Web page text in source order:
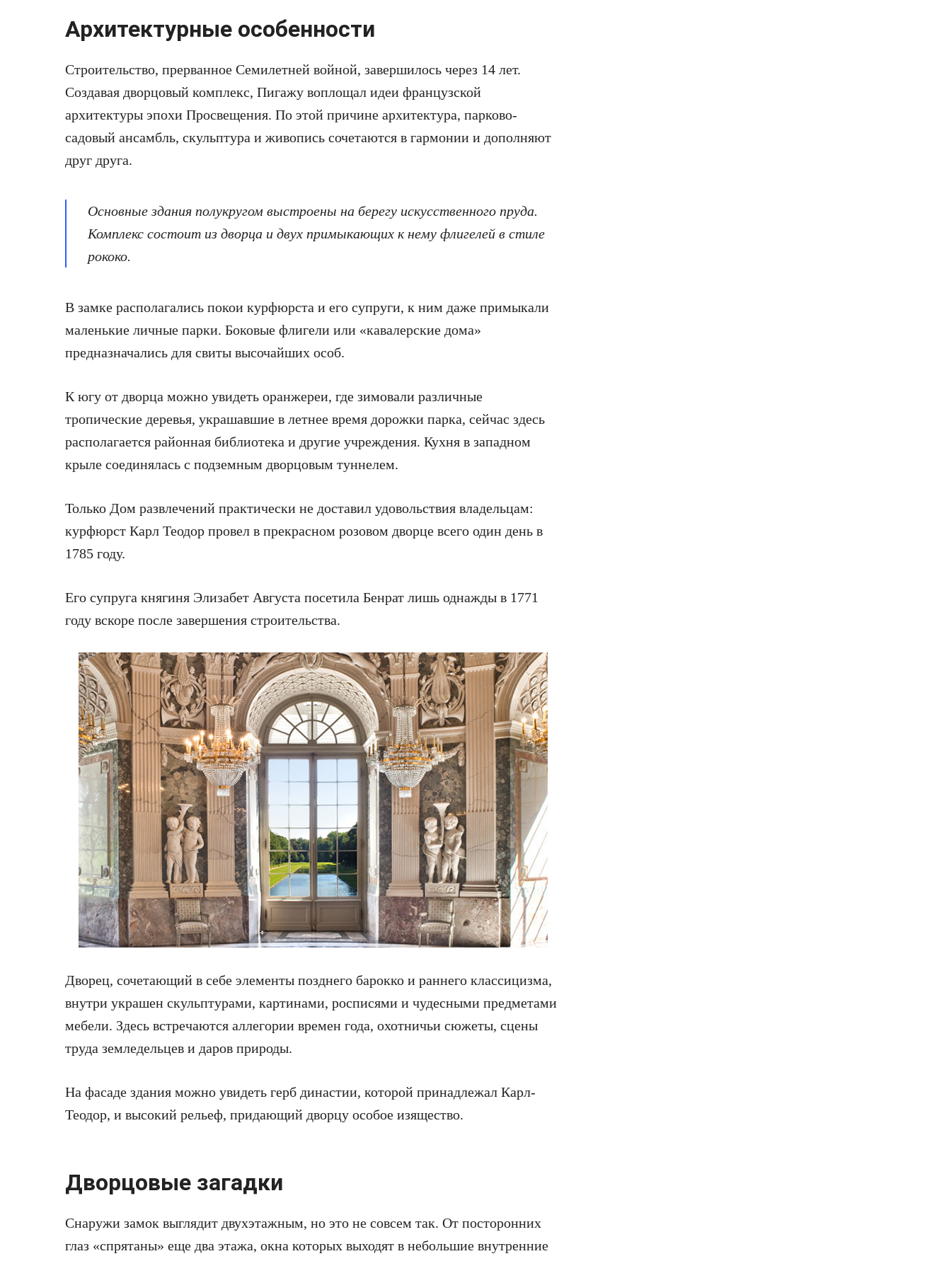
Архитектурные особенности
Строительство, прерванное Семилетней войной, завершилось через 14 лет.
Создавая дворцовый комплекс, Пигажу воплощал идеи французской
архитектуры эпохи Просвещения. По этой причине архитектура, парково-
садовый ансамбль, скульптура и живопись сочетаются в гармонии и дополняют
друг друга.
Основные здания полукругом выстроены на берегу искусственного пруда.
Комплекс состоит из дворца и двух примыкающих к нему флигелей в стиле
рококо.
В замке располагались покои курфюрста и его супруги, к ним даже примыкали
маленькие личные парки. Боковые флигели или «кавалерские дома»
предназначались для свиты высочайших особ.
К югу от дворца можно увидеть оранжереи, где зимовали различные
тропические деревья, украшавшие в летнее время дорожки парка, сейчас здесь
располагается районная библиотека и другие учреждения. Кухня в западном
крыле соединялась с подземным дворцовым туннелем.
Только Дом развлечений практически не доставил удовольствия владельцам:
курфюрст Карл Теодор провел в прекрасном розовом дворце всего один день в
1785 году.
Его супруга княгиня Элизабет Августа посетила Бенрат лишь однажды в 1771
году вскоре после завершения строительства.
Дворец, сочетающий в себе элементы позднего барокко и раннего классицизма,
внутри украшен скульптурами, картинами, росписями и чудесными предметами
мебели. Здесь встречаются аллегории времен года, охотничьи сюжеты, сцены
труда земледельцев и даров природы.
На фасаде здания можно увидеть герб династии, которой принадлежал Карл-
Теодор, и высокий рельеф, придающий дворцу особое изящество.
Дворцовые загадки
Снаружи замок выглядит двухэтажным, но это не совсем так. От посторонних
глаз «спрятаны» еще два этажа, окна которых выходят в небольшие внутренние